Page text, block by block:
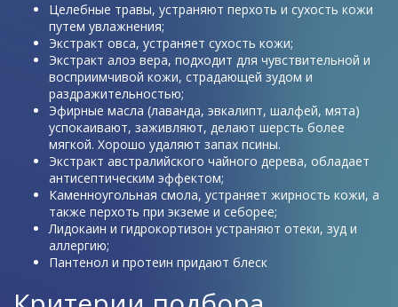
Целебные травы, устраняют перхоть и сухость кожи
путем увлажнения;
Экстракт овса, устраняет сухость кожи;
Экстракт алоэ вера, подходит для чувствительной и
восприимчивой кожи, страдающей зудом и
раздражительностью;
Эфирные масла (лаванда, эвкалипт, шалфей, мята)
успокаивают, заживляют, делают шерсть более
мягкой. Хорошо удаляют запах псины.
Экстракт австралийского чайного дерева, обладает
антисептическим эффектом;
Каменноугольная смола, устраняет жирность кожи, а
также перхоть при экземе и себорее;
Лидокаин и гидрокортизон устраняют отеки, зуд и
аллергию;
Пантенол и протеин придают блеск